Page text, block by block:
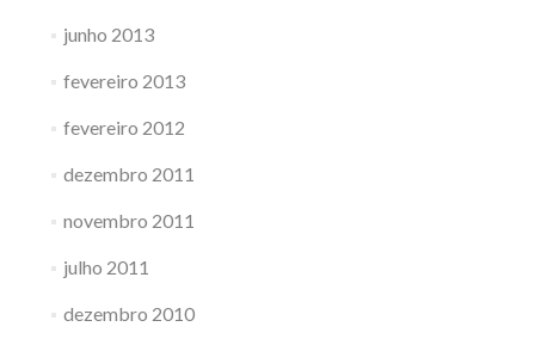
junho 2013
fevereiro 2013
fevereiro 2012
dezembro 2011
novembro 2011
julho 2011
dezembro 2010